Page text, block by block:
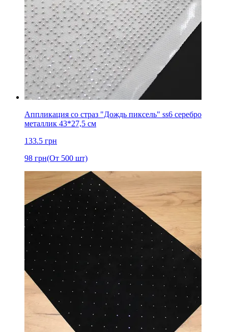
Аппликация со страз "Дождь пиксель" ss6 серебро
металлик 43*27,5 см
133.5 грн
98 грн(От 500 шт)